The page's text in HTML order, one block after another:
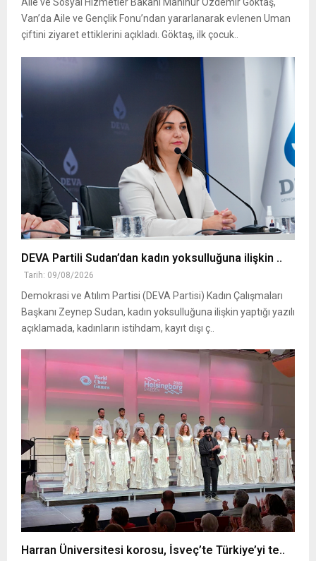
Aile ve Sosyal Hizmetler Bakanı Mahinur Özdemir Göktaş,
Van’da Aile ve Gençlik Fonu’ndan yararlanarak evlenen Uman
çiftini ziyaret ettiklerini açıkladı. Göktaş, ilk çocuk..
DEVA Partili Sudan’dan kadın yoksulluğuna ilişkin ..
Tarih: 09/08/2026
Demokrasi ve Atılım Partisi (DEVA Partisi) Kadın Çalışmaları
Başkanı Zeynep Sudan, kadın yoksulluğuna ilişkin yaptığı yazılı
açıklamada, kadınların istihdam, kayıt dışı ç..
Harran Üniversitesi korosu, İsveç’te Türkiye’yi te..